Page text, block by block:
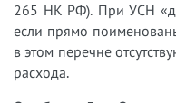
265 НК РФ). При УСН
если прямо
в этом перечне
расхода.